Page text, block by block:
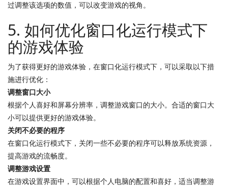
过调整该选项的数值，可以改变游戏的视角。
5. 如何优化窗口化运行模式下
的游戏体验
为了获得更好的游戏体验，在窗口化运行模式下，可以采取以下措
施进行优化：
调整窗口大小
根据个人喜好和屏幕分辨率，调整游戏窗口的大小。合适的窗口大
小可以提供更好的游戏体验。
关闭不必要的程序
在窗口化运行模式下，关闭一些不必要的程序可以释放系统资源，
提高游戏的流畅度。
调整游戏设置
在游戏设置界面中，可以根据个人电脑的配置和喜好，适当调整游